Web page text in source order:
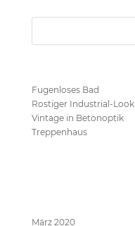
Fugenloses Bad
Rostiger Industrial-Look
Vintage in Betonoptik
Treppenhaus
März 2020